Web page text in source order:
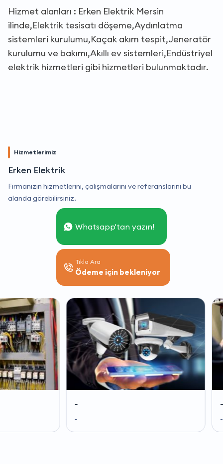
Hizmet alanları : Erken Elektrik Mersin
ilinde,Elektrik tesisatı döşeme,Aydınlatma
sistemleri kurulumu,Kaçak akım tespit,Jeneratör
kurulumu ve bakımı,Akıllı ev sistemleri,Endüstriyel
elektrik hizmetleri gibi hizmetleri bulunmaktadır.
Hizmetlerimiz
Erken Elektrik
Firmanızın hizmetlerini, çalışmalarını ve referanslarını bu
alanda görebilirsiniz.
Whatsapp'tan yazın!
Tıkla Ara
Ödeme için bekleniyor